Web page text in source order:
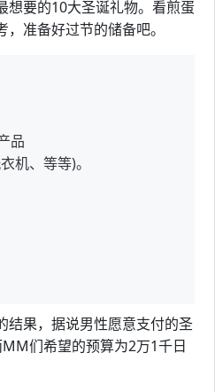
想要的10大圣诞礼物。看煎蛋
准备好过节的储备吧。
品
机、等等)。
结果，据说男性愿意支付的圣
们希望的预算为2万1千日